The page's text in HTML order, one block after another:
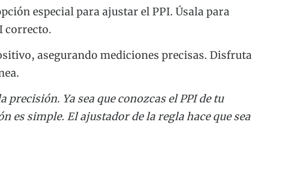
especial para ajustar el PPI. Úsala para
correcto.
asegurando mediciones precisas. Disfruta
Ya sea que conozcas el PPI de tu
simple. El ajustador de la regla hace que sea